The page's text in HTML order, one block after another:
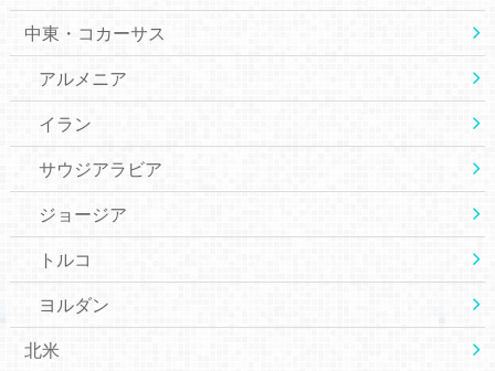
中東・コカーサス
アルメニア
イラン
サウジアラビア
ジョージア
トルコ
ヨルダン
北米